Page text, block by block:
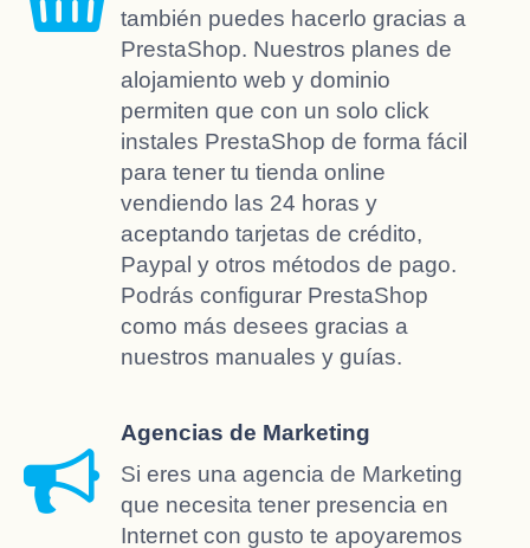
también puedes hacerlo gracias a
PrestaShop. Nuestros planes de
alojamiento web y dominio
permiten que con un solo click
instales PrestaShop de forma fácil
para tener tu tienda online
vendiendo las 24 horas y
aceptando tarjetas de crédito,
Paypal y otros métodos de pago.
Podrás configurar PrestaShop
como más desees gracias a
nuestros manuales y guías.
Agencias de Marketing
Si eres una agencia de Marketing
que necesita tener presencia en
Internet con gusto te apoyaremos